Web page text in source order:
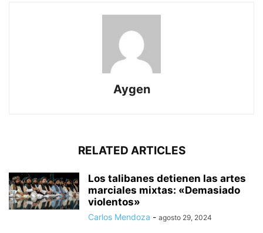
Aygen
RELATED ARTICLES
Los talibanes detienen las artes
marciales mixtas: «Demasiado
violentos»
Carlos Mendoza - agosto 29, 2024